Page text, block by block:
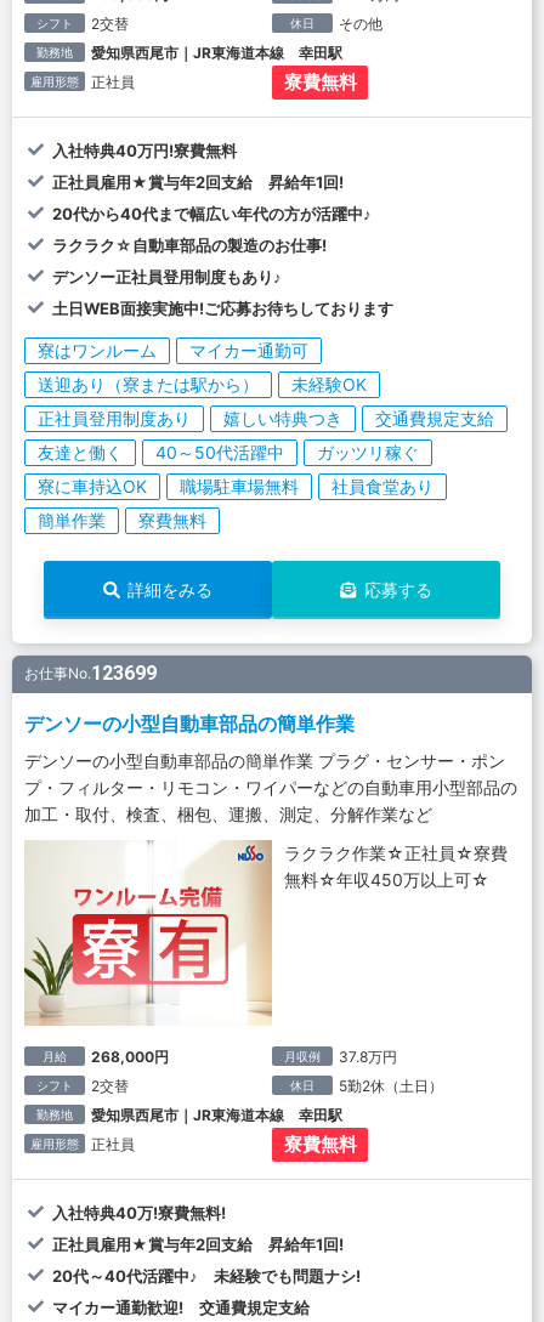
シフト 2交替 休日 その他
勤務地 愛知県西尾市｜JR東海道本線 幸田駅
雇用形態 正社員 寮費無料
入社特典40万円!寮費無料
正社員雇用★賞与年2回支給 昇給年1回!
20代から40代まで幅広い年代の方が活躍中♪
ラクラク☆自動車部品の製造のお仕事!
デンソー正社員登用制度もあり♪
土日WEB面接実施中!ご応募お待ちしております
寮はワンルーム
マイカー通勤可
送迎あり（寮または駅から）
未経験OK
正社員登用制度あり
嬉しい特典つき
交通費規定支給
友達と働く
40～50代活躍中
ガッツリ稼ぐ
寮に車持込OK
職場駐車場無料
社員食堂あり
簡単作業
寮費無料
詳細をみる 応募する
お仕事No.123699
デンソーの小型自動車部品の簡単作業
デンソーの小型自動車部品の簡単作業 プラグ・センサー・ポン
プ・フィルター・リモコン・ワイパーなどの自動車用小型部品の
加工・取付、検査、梱包、運搬、測定、分解作業など
ラクラク作業☆正社員☆寮費
無料☆年収450万以上可☆
月給 268,000円 月収例 37.8万円
シフト 2交替 休日 5勤2休（土日）
勤務地 愛知県西尾市｜JR東海道本線 幸田駅
雇用形態 正社員 寮費無料
入社特典40万!寮費無料!
正社員雇用★賞与年2回支給 昇給年1回!
20代～40代活躍中♪ 未経験でも問題ナシ!
マイカー通勤歓迎! 交通費規定支給